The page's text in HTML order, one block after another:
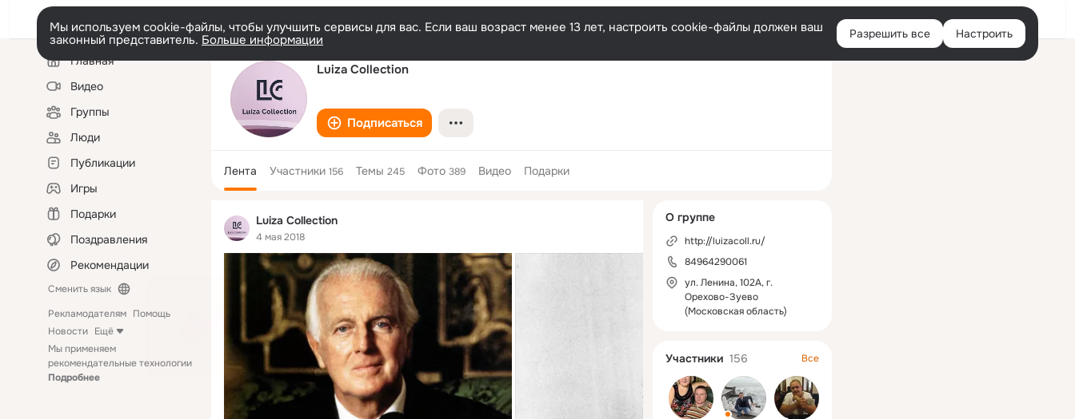
Войти
Мы используем cookie-файлы, чтобы улучшить сервисы для вас. Если ваш возраст менее 13 лет, настроить cookie-файлы должен ваш
законный представитель. Больше информации Разрешить все Настроить
Левая
колонкаГлавная
Видео
Группы
Люди
Публикации
Игры
Подарки
Поздравления
Рекомендации
Сменить язык
Рекламодателям Помощь
Новости Ещё
Мы применяем
рекомендательные технологии
Подробнее
Luiza Collection
Подписаться
Лента Участники 156 Темы 245 Фото 389 Видео Подарки
Luiza Collection
4 мая 2018
колонка
О группе
http://luizacoll.ru/
84964290061
ул. Ленина, 102А, г.
Орехово-Зуево
(Московская область)
Участники 156 Все